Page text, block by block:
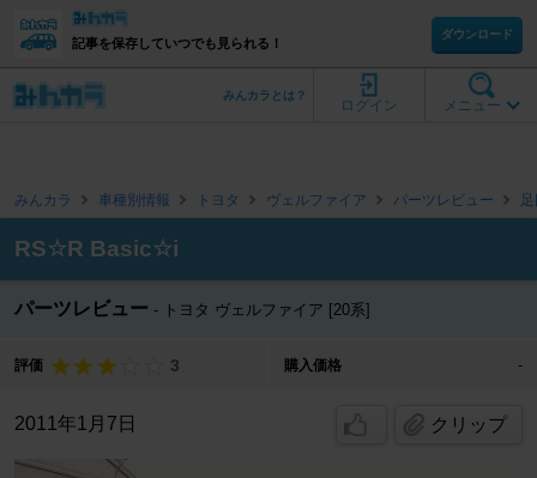
記事を保存していつでも見られる！
ダウンロード
メニュー
ログイン
みんカラとは？
みんカラ 車種別情報 トヨタ ヴェルファイア パーツレビュー
RS☆R Basic☆i
パーツレビュー トヨタ ヴェルファイア [20系]
評価 3 購入価格 -
2011年1月7日 クリップ